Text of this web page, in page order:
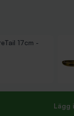
17cm -
Lägg